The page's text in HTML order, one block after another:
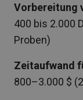
Vorbereitung
400 bis 2.000
Proben)
Zeitaufwand
800–3.000 $